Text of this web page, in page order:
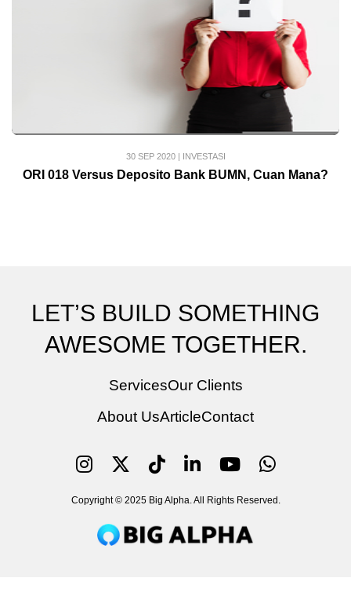
30 SEP 2020| INVESTASI
ORI 018 Versus Deposito Bank BUMN, Cuan Mana?
LET’S BUILD SOMETHING
AWESOME TOGETHER.
ServicesOur Clients
About UsArticleContact
Copyright © 2025 Big Alpha. All Rights Reserved.